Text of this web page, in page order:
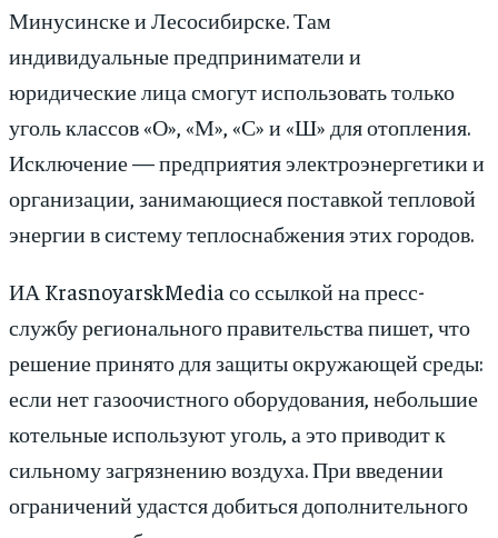
Минусинске и Лесосибирске. Там
индивидуальные предприниматели и
юридические лица смогут использовать только
уголь классов «О», «М», «С» и «Ш» для отопления.
Исключение — предприятия электроэнергетики и
организации, занимающиеся поставкой тепловой
энергии в систему теплоснабжения этих городов.
ИА KrasnoyarskMedia со ссылкой на пресс-
службу регионального правительства пишет, что
решение принято для защиты окружающей среды:
если нет газоочистного оборудования, небольшие
котельные используют уголь, а это приводит к
сильному загрязнению воздуха. При введении
ограничений удастся добиться дополнительного